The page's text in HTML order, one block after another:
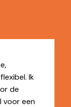
Ik
de
voor een